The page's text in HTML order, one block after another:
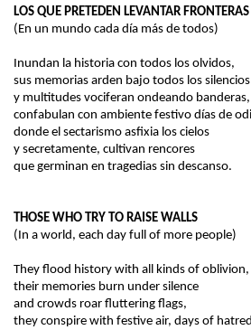
LOS QUE PRETEDEN LEVANTAR FRONTERAS
(En un mundo cada día más de todos)
Inundan la historia con todos los olvidos,
sus memorias arden bajo todos los silencios
y multitudes vociferan ondeando banderas,
confabulan con ambiente festivo días de
donde el sectarismo asfixia los cielos
y secretamente, cultivan rencores
que germinan en tragedias sin descanso.
THOSE WHO TRY TO RAISE WALLS
(In a world, each day full of more people)
They flood history with all kinds of oblivion,
their memories burn under silence
and crowds roar fluttering flags,
they conspire with festive air, days of hatred